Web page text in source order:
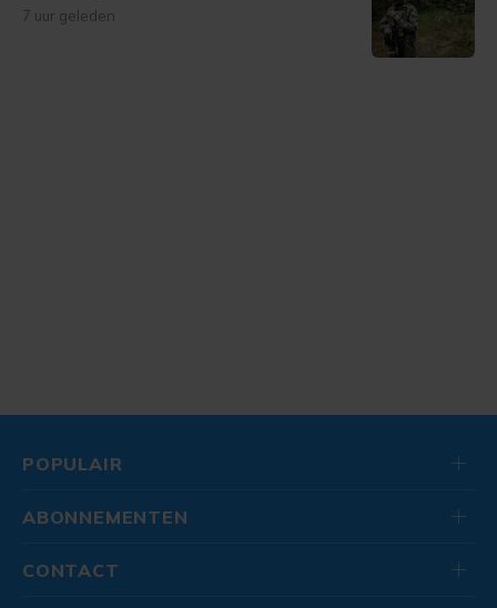
7 uur geleden
POPULAIR
ABONNEMENTEN
CONTACT